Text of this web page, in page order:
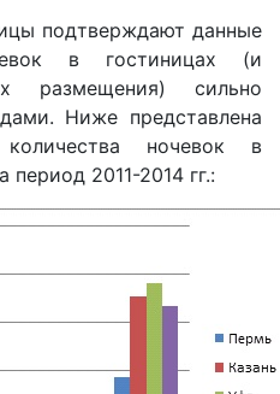
подтверждают данные
в гостиницах (и
размещения) сильно
Ниже представлена
ночевок в
период 2011-2014 гг.: